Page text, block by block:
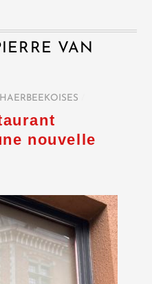
VAN
nouvelle